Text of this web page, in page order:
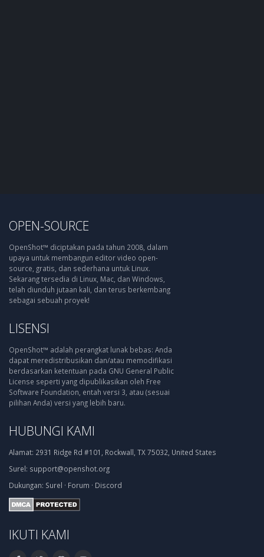
OPEN-SOURCE
OpenShot™ diciptakan pada tahun 2008, dalam
upaya untuk membangun editor video open-
source, gratis, dan sederhana untuk Linux.
Sekarang tersedia di Linux, Mac, dan Windows,
telah diunduh jutaan kali, dan terus berkembang
sebagai sebuah proyek!
LISENSI
OpenShot™ adalah perangkat lunak bebas: Anda
dapat meredistribusikan dan/atau memodifikasi
berdasarkan ketentuan pada GNU General Public
License seperti yang dipublikasikan oleh Free
Software Foundation, entah versi 3, atau (sesuai
pilihan Anda) versi yang lebih baru.
HUBUNGI KAMI
Alamat: 2931 Ridge Rd #101, Rockwall, TX 75032, United States
Surel: support@openshot.org
Dukungan: Surel · Forum · Discord
IKUTI KAMI